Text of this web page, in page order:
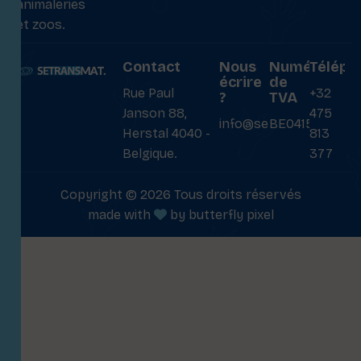
animaleries
et zoos.
Contact
Rue Paul
Janson 88,
Herstal 4040 -
Belgique.
Nous
écrire
?
info@setransmat.com
Numéro
de
TVA
BE0415027069
+32
475
813
377
Copyright © 2026 Tous droits réservés
made with
by butterfly pixel